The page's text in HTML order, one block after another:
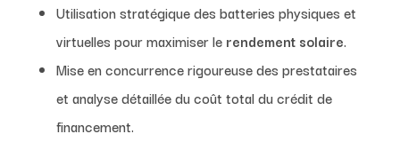
Utilisation stratégique des batteries physiques et
virtuelles pour maximiser le rendement solaire.
Mise en concurrence rigoureuse des prestataires
et analyse détaillée du coût total du crédit de
financement.